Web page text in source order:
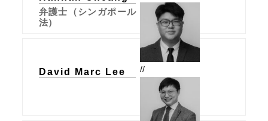
弁護士（シンガポール
法）
David Marc Lee //